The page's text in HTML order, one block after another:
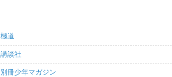
極道
講談社
別冊少年マガジン